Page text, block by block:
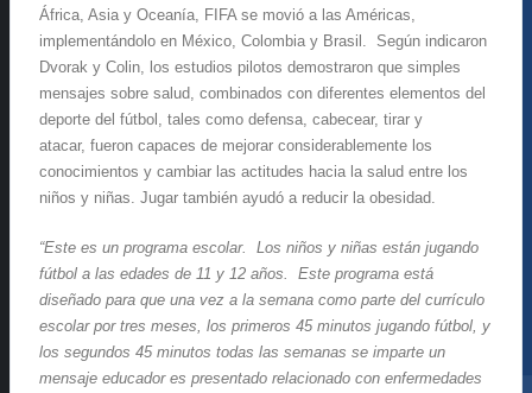
África, Asia y Oceanía, FIFA se movió a las Américas,
implementándolo en México, Colombia y Brasil. Según indicaron
Dvorak y Colin, los estudios pilotos demostraron que simples
mensajes sobre salud, combinados con diferentes elementos del
deporte del fútbol, tales como defensa, cabecear, tirar y
atacar, fueron capaces de mejorar considerablemente los
conocimientos y cambiar las actitudes hacia la salud entre los
niños y niñas. Jugar también ayudó a reducir la obesidad.
“Este es un programa escolar. Los niños y niñas están jugando
fútbol a las edades de 11 y 12 años. Este programa está
diseñado para que una vez a la semana como parte del currículo
escolar por tres meses, los primeros 45 minutos jugando fútbol, y
los segundos 45 minutos todas las semanas se imparte un
mensaje educador es presentado relacionado con enfermedades